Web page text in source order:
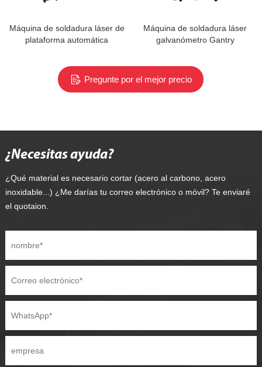
Máquina de soldadura láser de
plataforma automática
Máquina de soldadura láser
galvanómetro Gantry
Pregunte por el mejor precio
¿Necesitas ayuda?
¿Qué material es necesario cortar (acero al carbono, acero
inoxidable...) ¿Me darías tu correo electrónico o móvil? Te enviaré
el quotaion.